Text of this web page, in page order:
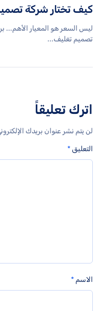
كيف تختار شركة
ليس السعر هو المعيار الأهم...
تصميم تغليف...
اترك تعليقاً
لن يتم نشر عنوان بريدك
التعليق*
الاسم *